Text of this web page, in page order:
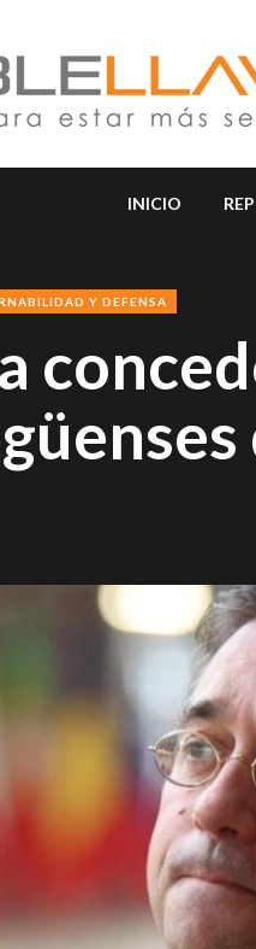
INICIO
Y DEFENSA